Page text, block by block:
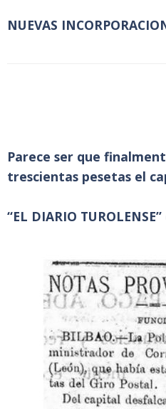
NUEVAS
Parece ser que
trescientas pesetas el
“EL DIARIO